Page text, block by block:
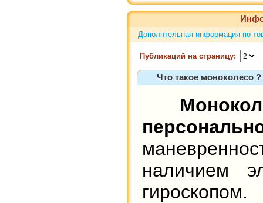
Дополнтельная информация по
Публикаций на страницу:
Что такое моноколесо ?
наличием
гироскопом.